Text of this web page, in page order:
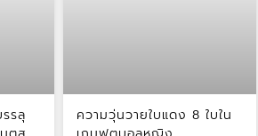
รลุ
ความวุ่นวายใบแดง 8 ใบใน